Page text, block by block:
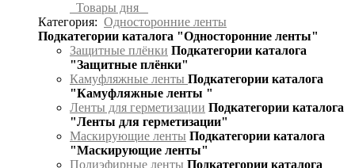
Товары дня
Категория: Односторонние ленты
Подкатегории каталога "Односторонние ленты"
Защитные плёнки Подкатегории каталога
"Защитные плёнки"
Камуфляжные ленты Подкатегории каталога
"Камуфляжные ленты "
Ленты для герметизации Подкатегории каталога
"Ленты для герметизации"
Маскирующие ленты Подкатегории каталога
"Маскирующие ленты"
Полиэфирные ленты Подкатегории каталога